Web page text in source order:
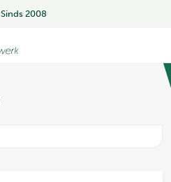
Sinds 2008
Sinds 2008